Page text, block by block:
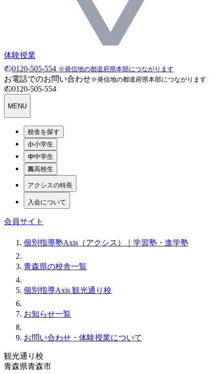
体験授業
0120-505-554 ※発信地の都道府県本部につながります
お電話でのお問い合わせ※発信地の都道府県本部につながります
0120-505-554
MENU
校舎を探す
小学生
中学生
高校生
アクシスの特長
入会について
会員サイト
個別指導塾Axis（アクシス）｜学習塾・進学塾
青森県の校舎一覧
個別指導Axis 観光通り校
お知らせ一覧
お問い合わせ・体験授業について
観光通り校
青森県青森市